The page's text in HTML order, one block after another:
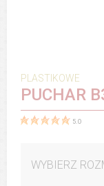
PLASTIKOWE
PUCHAR
5.0
WYBIERZ